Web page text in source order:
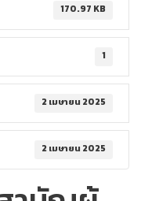
170.97 KB
1
2 เมษายน 2025
2 เมษายน 2025